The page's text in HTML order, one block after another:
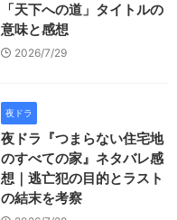
「天下への道」タイトルの
意味と感想
2026/7/29
夜ドラ
夜ドラ『つまらない住宅地
のすべての家』ネタバレ感
想｜逃亡犯の目的とラスト
の結末を考察